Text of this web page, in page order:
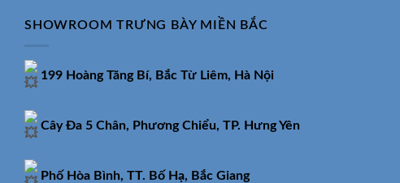
SHOWROOM TRƯNG BÀY MIỀN BẮC
199 Hoàng Tăng Bí, Bắc Từ Liêm, Hà Nội
Cây Đa 5 Chân, Phương Chiểu, TP. Hưng Yên
Phố Hòa Bình, TT. Bố Hạ, Bắc Giang